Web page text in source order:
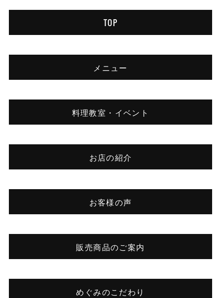
TOP
メニュー
料理教室・イベント
お店の紹介
お客様の声
販売商品のご案内
めぐみのこだわり